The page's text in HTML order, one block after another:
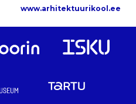
www.arhitektuurikool.ee